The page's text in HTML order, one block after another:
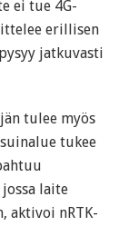
ei tue 4G-
erillisen
jatkuvasti
tulee myös
tukee
laite
aktivoi nRTK-